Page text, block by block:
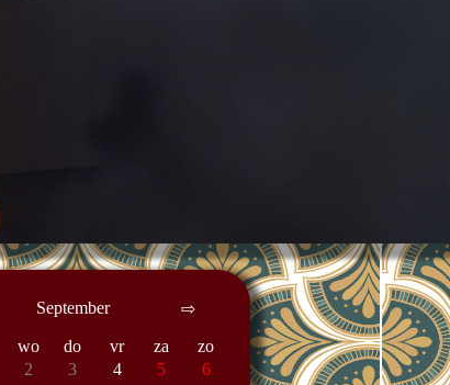
September
⇨
wo do vr za
zo
2 3 4 5
6